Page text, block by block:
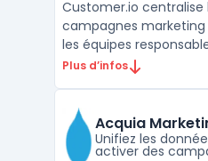
Customer.io centralise
campagnes
les équipes
communication sur
homogénéiser leurs
grande échelle, sans
Plus d’infos
Acquia
Unifiez les
activer des